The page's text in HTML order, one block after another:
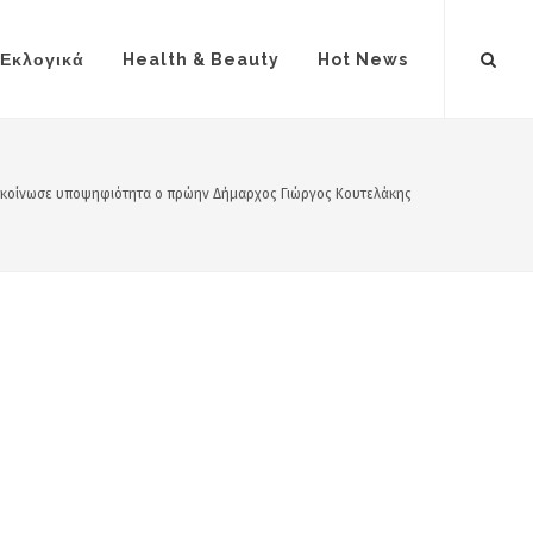
Εκλογικά Health & Beauty Hot News
υποψηφιότητα ο πρώην Δήμαρχος Γιώργος Κουτελάκης